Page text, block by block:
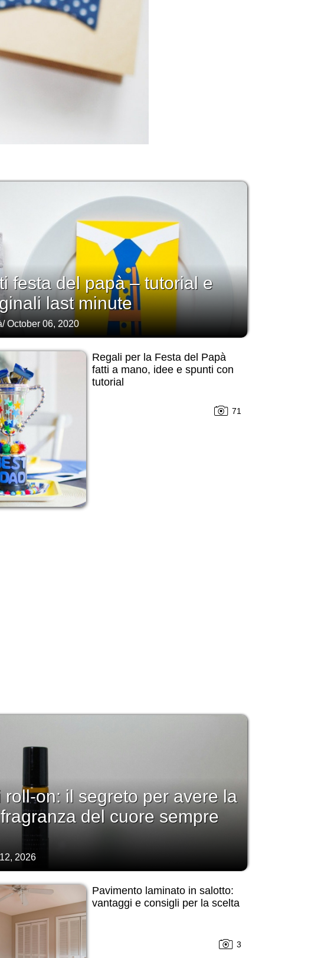
festa del papà – tutorial e
last minute
/October 06, 2020
Regali per la Festa del Papà
fatti a mano, idee e spunti con
tutorial
71
roll-on: il segreto per avere la
del cuore sempre
2026
Pavimento laminato in salotto:
vantaggi e consigli per la scelta
3